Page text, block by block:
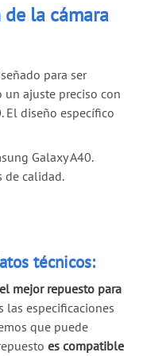
la cámara
para ser
ajuste preciso con
El diseño específico
Galaxy A40.
de calidad.
técnicos:
el mejor repuesto para
las especificaciones
que puede
es compatible